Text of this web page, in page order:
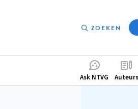
ZOEKEN
Ask NTVG Auteurs